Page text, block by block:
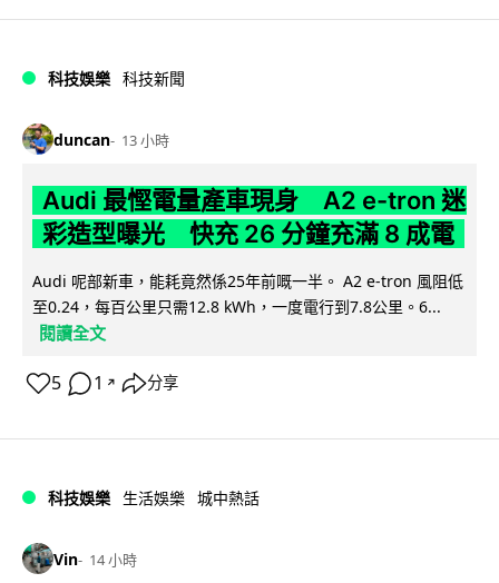
科技娛樂 科技新聞
duncan 13 小時
Audi 最慳電量產車現身 A2 e-tron 迷
彩造型曝光 快充 26 分鐘充滿 8 成電
Audi 呢部新車，能耗竟然係25年前嘅一半。 A2 e-tron 風阻低
至0.24，每百公里只需12.8 kWh，一度電行到7.8公里。6...
閱讀全文
5 1 ↗ 分享
科技娛樂 生活娛樂 城中熱話
Vin 14 小時